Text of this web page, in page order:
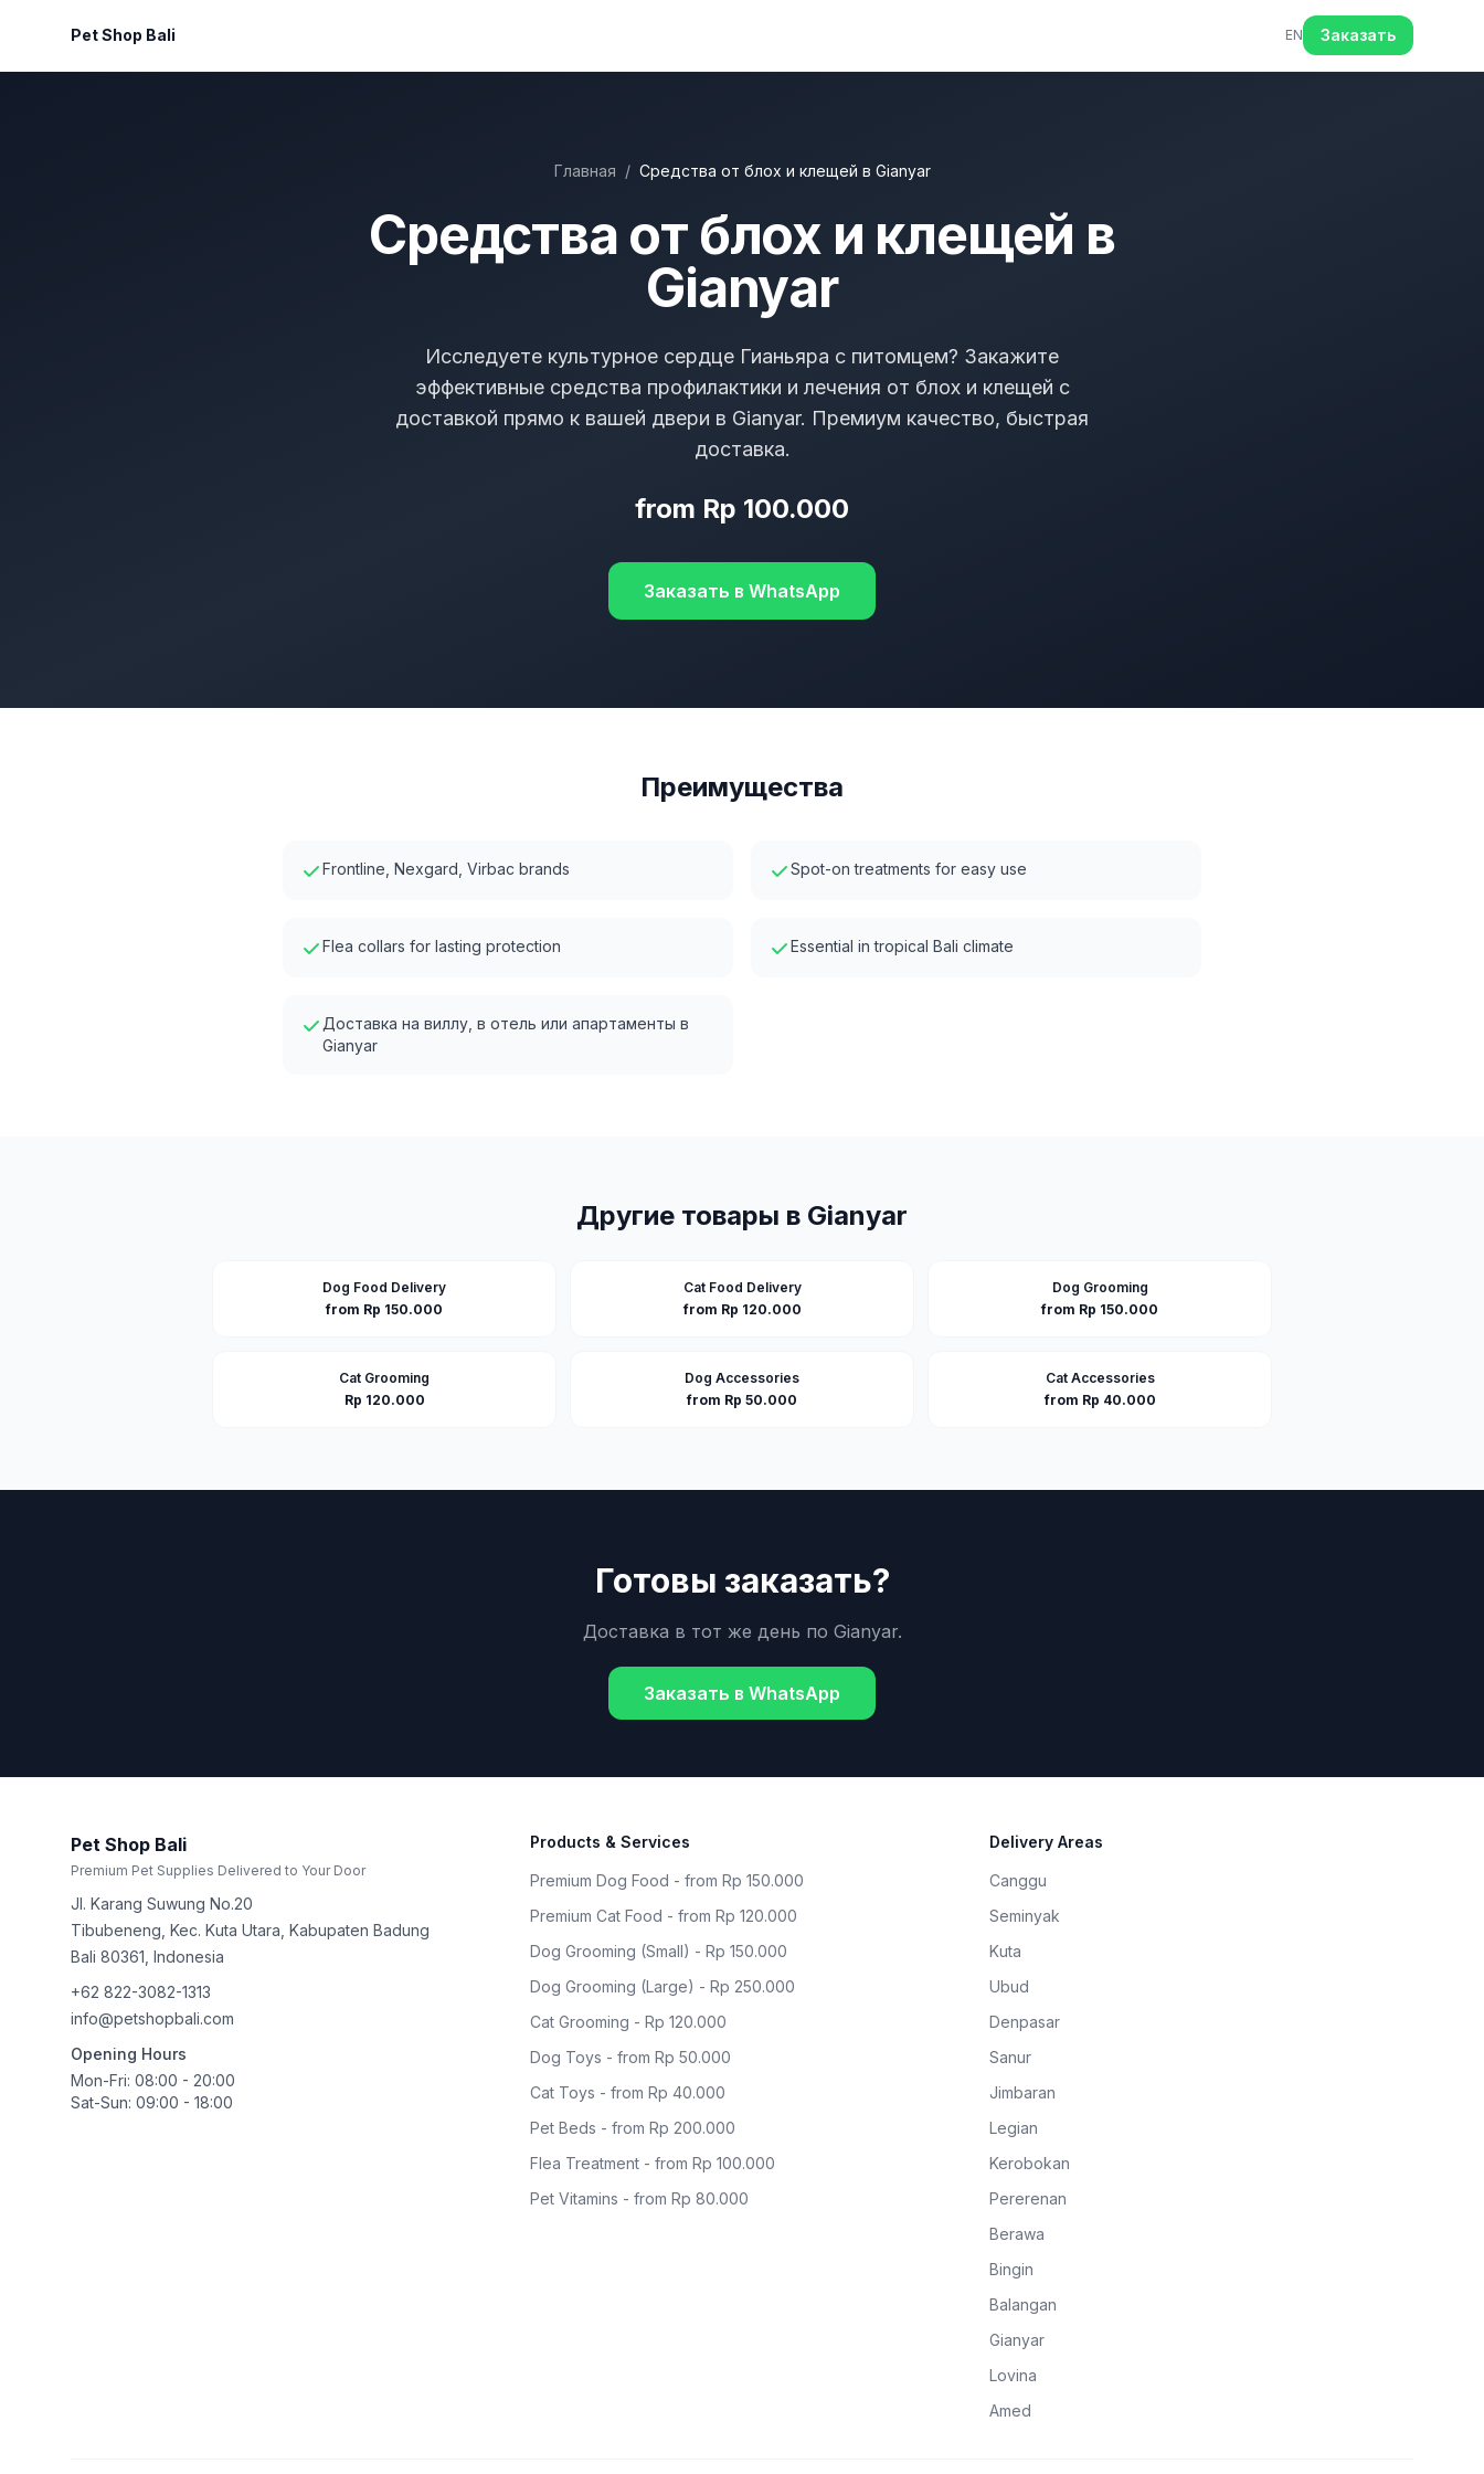
Pet Shop Bali EN Заказать
Главная / Средства от блох и клещей в Gianyar
Средства от блох и клещей в
Gianyar
Исследуете культурное сердце Гианьяра с питомцем? Закажите
эффективные средства профилактики и лечения от блох и клещей с
доставкой прямо к вашей двери в Gianyar. Премиум качество, быстрая
доставка.
from Rp 100.000
Заказать в WhatsApp
Преимущества
Frontline, Nexgard, Virbac brands Spot-on treatments for easy use
Flea collars for lasting protection Essential in tropical Bali climate
Доставка на виллу, в отель или апартаменты в
Gianyar
Другие товары в Gianyar
Dog Food Delivery
from Rp 150.000
Cat Food Delivery
from Rp 120.000
Dog Grooming
from Rp 150.000
Cat Grooming
Rp 120.000
Dog Accessories
from Rp 50.000
Cat Accessories
from Rp 40.000
Готовы заказать?
Доставка в тот же день по Gianyar.
Заказать в WhatsApp
Pet Shop Bali
Premium Pet Supplies Delivered to Your Door
Jl. Karang Suwung No.20
Tibubeneng, Kec. Kuta Utara, Kabupaten Badung
Bali 80361 Indonesia
+62 822-3082-1313
info@petshopbali.com
Opening Hours
Mon-Fri: 08:00 - 20:00
Sat-Sun: 09:00 - 18:00
Products & Services
Premium Dog Food - from Rp 150.000
Premium Cat Food - from Rp 120.000
Dog Grooming (Small) - Rp 150.000
Dog Grooming (Large) - Rp 250.000
Cat Grooming - Rp 120.000
Dog Toys - from Rp 50.000
Cat Toys - from Rp 40.000
Pet Beds - from Rp 200.000
Flea Treatment - from Rp 100.000
Pet Vitamins - from Rp 80.000
Delivery Areas
Canggu
Seminyak
Kuta
Ubud
Denpasar
Sanur
Jimbaran
Legian
Kerobokan
Pererenan
Berawa
Bingin
Balangan
Gianyar
Lovina
Amed